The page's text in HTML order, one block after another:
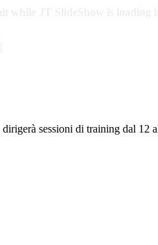
sessioni di training dal 12